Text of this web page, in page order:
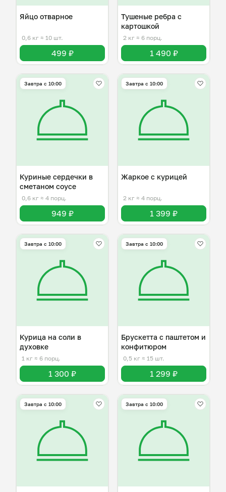
Яйцо отварное
0,6 кг ≈ 10 шт.
499 ₽
Тушеные ребра с
картошкой
2 кг ≈ 6 порц.
1 490 ₽
Завтра c 10:00
Куриные сердечки в
сметаном соусе
0,6 кг ≈ 4 порц.
949 ₽
Завтра c 10:00
Жаркое с курицей
2 кг ≈ 4 порц.
1 399 ₽
Завтра c 10:00
Курица на соли в
духовке
1 кг ≈ 6 порц.
1 300 ₽
Завтра c 10:00
Брускетта с паштетом и
конфитюром
0,5 кг ≈ 15 шт.
1 299 ₽
Завтра c 10:00 Завтра c 10:00